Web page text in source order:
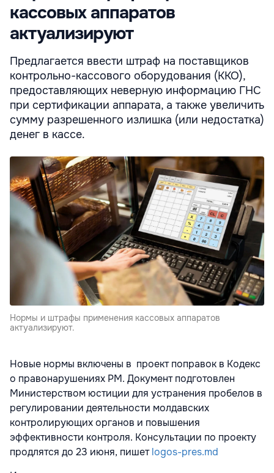
кассовых аппаратов
актуализируют
Предлагается ввести штраф на поставщиков
контрольно-кассового оборудования (ККО),
предоставляющих неверную информацию ГНС
при сертификации аппарата, а также увеличить
сумму разрешенного излишка (или недостатка)
денег в кассе.
Нормы и штрафы применения кассовых аппаратов
актуализируют.
Новые нормы включены в проект поправок в Кодекс
о правонарушениях РМ. Документ подготовлен
Министерством юстиции для устранения пробелов в
регулировании деятельности молдавских
контролирующих органов и повышения
эффективности контроля. Консультации по проекту
продлятся до 23 июня, пишетlogos-pres.md